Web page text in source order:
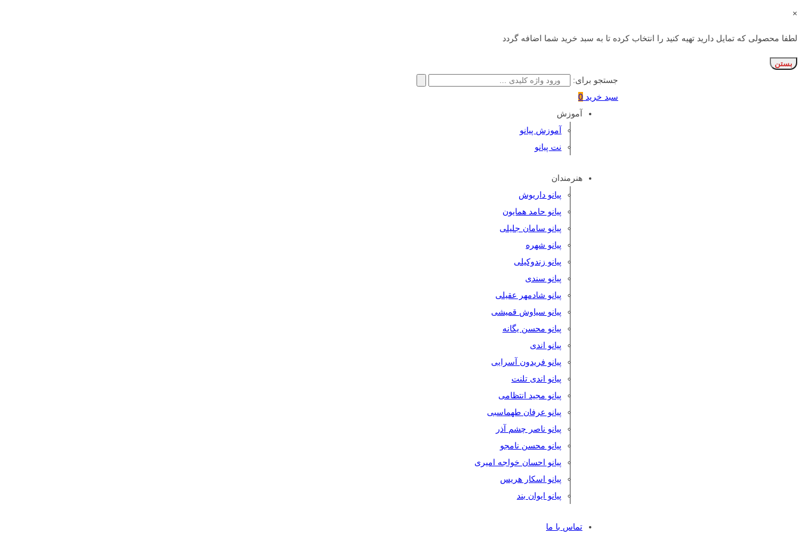
×
لطفا محصولی که تمایل دارید تهیه کنید را انتخاب کرده تا به سبد خرید شما اضافه گردد
بستن
جستجو برای:
سبد خرید 0
آموزش
آموزش پیانو
نت پیانو
هنرمندان
پیانو داریوش
پیانو حامد همایون
پیانو سامان جلیلی
پیانو شهره
پیانو زندوکیلی
پیانو سندی
پیانو شادمهر عقیلی
پیانو سیاوش قمیشی
پیانو محسن یگانه
پیانو اندی
پیانو فریدون آسرایی
پیانو اندی تلنت
پیانو مجید انتظامی
پیانو عرفان طهماسبی
پیانو ناصر چشم آذر
پیانو محسن نامجو
پیانو احسان خواجه امیری
پیانو اسکار هریس
پیانو ایوان بند
تماس با ما